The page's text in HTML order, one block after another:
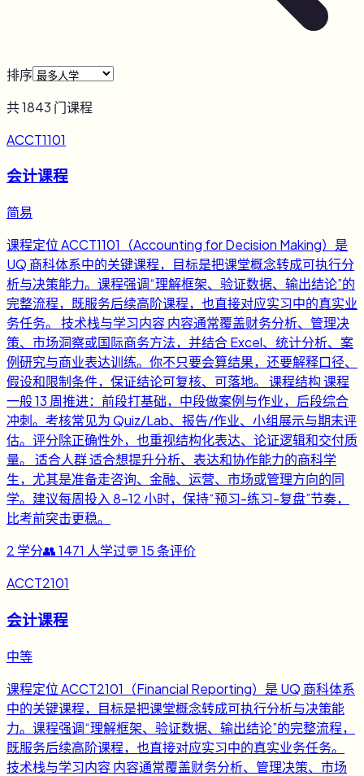
排序
共1843 门课程
ACCT1101
会计课程
简易
课程定位 ACCT1101（Accounting for Decision Making）是
UQ 商科体系中的关键课程，目标是把课堂概念转成可执行分
析与决策能力。课程强调“理解框架、验证数据、输出结论”的
完整流程，既服务后续高阶课程，也直接对应实习中的真实业
务任务。 技术栈与学习内容 内容通常覆盖财务分析、管理决
策、市场洞察或国际商务方法，并结合 Excel、统计分析、案
例研究与商业表达训练。你不只要会算结果，还要解释口径、
假设和限制条件，保证结论可复核、可落地。 课程结构 课程
一般 13 周推进：前段打基础，中段做案例与作业，后段综合
冲刺。考核常见为 Quiz/Lab、报告/作业、小组展示与期末评
估。评分除正确性外，也重视结构化表达、论证逻辑和交付质
量。 适合人群 适合想提升分析、表达和协作能力的商科学
生，尤其是准备走咨询、金融、运营、市场或管理方向的同
学。建议每周投入 8-12 小时，保持“预习-练习-复盘”节奏，
比考前突击更稳。
2 学分👥1471 人学过💬 15条评价
ACCT2101
会计课程
中等
课程定位 ACCT2101（Financial Reporting）是 UQ 商科体系
中的关键课程，目标是把课堂概念转成可执行分析与决策能
力。课程强调“理解框架、验证数据、输出结论”的完整流程，
既服务后续高阶课程，也直接对应实习中的真实业务任务。
技术栈与学习内容 内容通常覆盖财务分析、管理决策、市场